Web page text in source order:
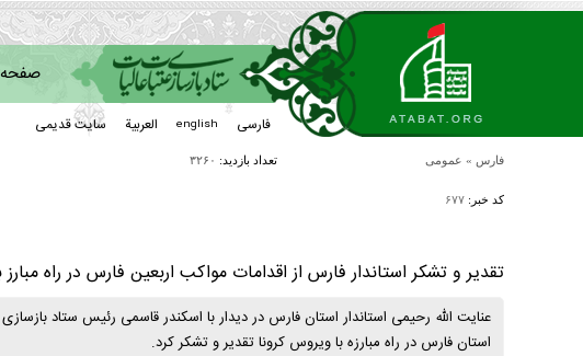
فارسی english العربیة سایت قدیمی
فارس » عمومی تعداد بازدید: ۳۲۶۰
کد خبر: ۶۷۷
تقدیر و تشکر استاندار فارس از اقدامات مواکب اربعین فارس در راه
عنایت الله رحیمی استاندار استان فارس در دیدار با اسکندر قاسمی رئیس ستاد
استان فارس در راه مبارزه با ویروس کرونا تقدیر و تشکر کرد.